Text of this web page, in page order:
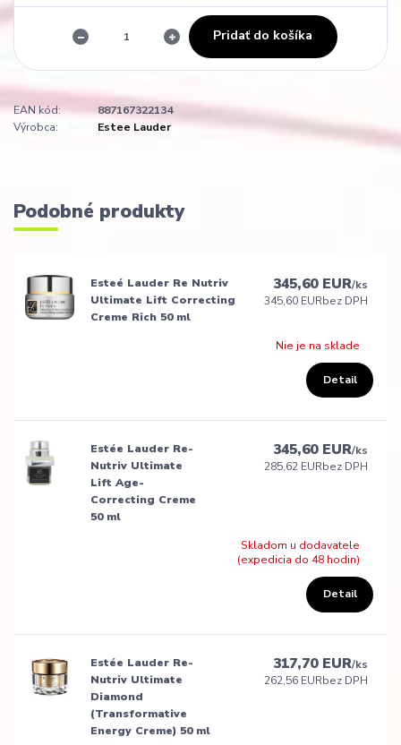
Pridať do košíka
EAN kód:
887167322134
Výrobca:
Estee Lauder
Podobné produkty
Esteé Lauder Re Nutriv
Ultimate Lift Correcting
Creme Rich 50 ml
345,60 EUR/ks
345,60 EURbez DPH
Nie je na sklade
Detail
Estée Lauder Re-
Nutriv Ultimate
Lift Age-
Correcting Creme
50 ml
345,60 EUR/ks
285,62 EURbez DPH
Skladom u dodavatele
(expedicia do 48 hodin)
Detail
Estée Lauder Re-
Nutriv Ultimate
Diamond
(Transformative
Energy Creme) 50 ml
317,70 EUR/ks
262,56 EURbez DPH